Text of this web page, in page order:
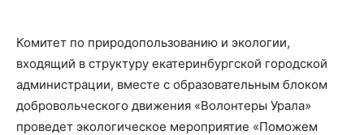
Комитет по природопользованию и экологии,
входящий в структуру екатеринбургской городской
администрации, вместе с образовательным блоком
добровольческого движения «Волонтеры Урала»
проведет экологическое мероприятие «Поможем